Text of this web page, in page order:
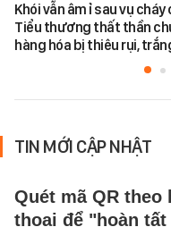
Khói vẫn âm ỉ sau vụ cháy
Tiểu thương thất thần
hàng hóa bị thiêu rụi,
TIN MỚI CẬP NHẬT
Quét mã QR
thoại để "hoàn